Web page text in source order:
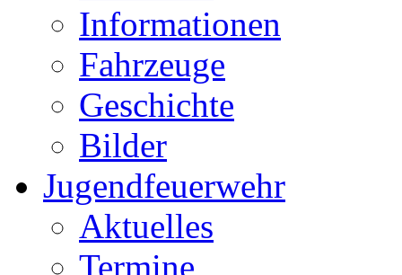
Informationen
Fahrzeuge
Geschichte
Bilder
Jugendfeuerwehr
Aktuelles
Termine